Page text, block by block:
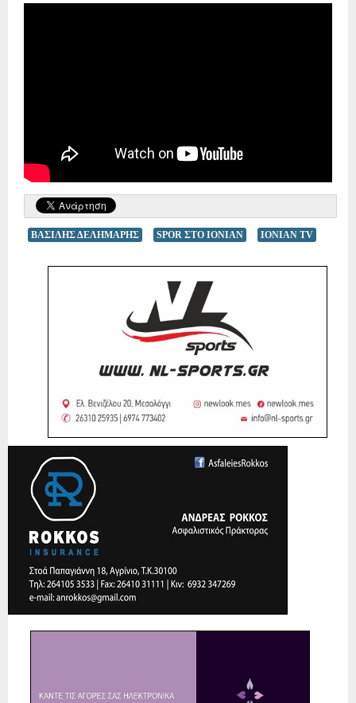
ΒΑΣΙΛΗΣ ΔΕΛΗΜΑΡΗΣ SPOR ΣΤΟ IONIAN IONIAN TV